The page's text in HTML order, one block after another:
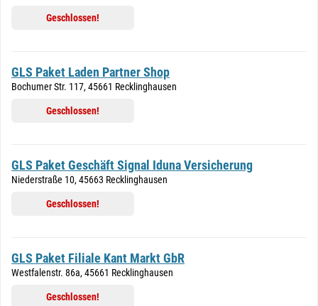
Geschlossen!
GLS Paket Laden Partner Shop
Bochumer Str. 117, 45661 Recklinghausen
Geschlossen!
GLS Paket Geschäft Signal Iduna Versicherung
Niederstraße 10, 45663 Recklinghausen
Geschlossen!
GLS Paket Filiale Kant Markt GbR
Westfalenstr. 86a, 45661 Recklinghausen
Geschlossen!